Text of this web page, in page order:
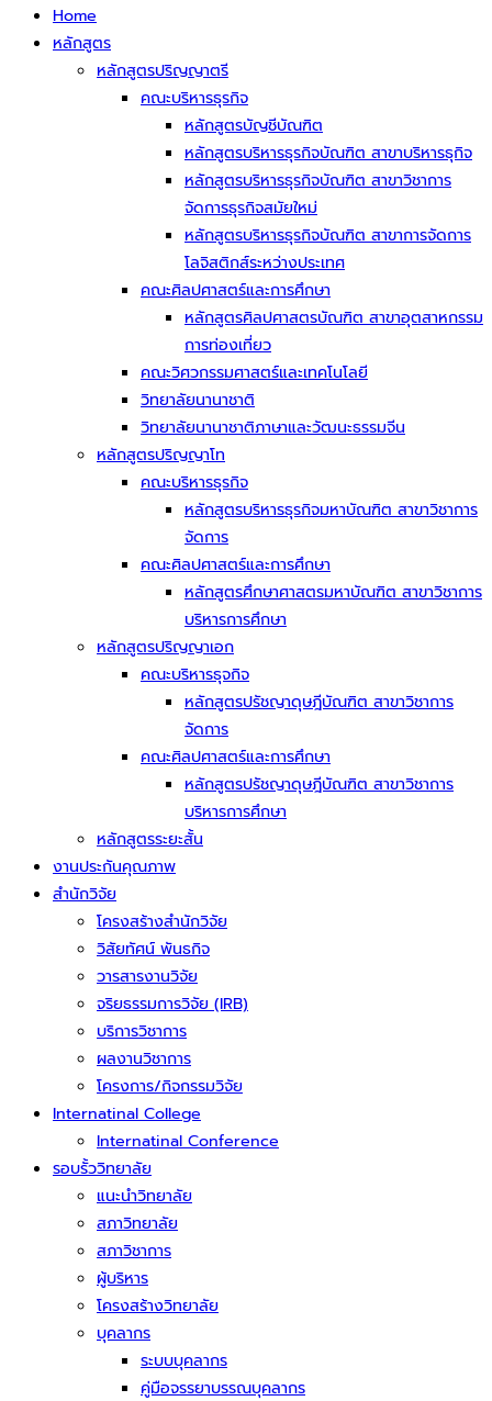
Home
หลักสูตร
หลักสูตรปริญญาตรี
คณะบริหารธุรกิจ
หลักสูตรบัญชีบัณฑิต
หลักสูตรบริหารธุรกิจบัณฑิต สาขาบริหารธุกิจ
หลักสูตรบริหารธุรกิจบัณฑิต สาขาวิชาการ
จัดการธุรกิจสมัยใหม่
หลักสูตรบริหารธุรกิจบัณฑิต สาขาการจัดการ
โลจิสติกส์ระหว่างประเทศ
คณะศิลปศาสตร์และการศึกษา
หลักสูตรศิลปศาสตรบัณฑิต สาขาอุตสาหกรรม
การท่องเที่ยว
คณะวิศวกรรมศาสตร์และเทคโนโลยี
วิทยาลัยนานาชาติ
วิทยาลัยนานาชาติภาษาและวัฒนะธรรมจีน
หลักสูตรปริญญาโท
คณะบริหารธุรกิจ
หลักสูตรบริหารธุรกิจมหาบัณฑิต สาขาวิชาการ
จัดการ
คณะศิลปศาสตร์และการศึกษา
หลักสูตรศึกษาศาสตรมหาบัณฑิต สาขาวิชาการ
บริหารการศึกษา
หลักสูตรปริญญาเอก
คณะบริหารธุจกิจ
หลักสูตรปรัชญาดุษฎีบัณฑิต สาขาวิชาการ
จัดการ
คณะศิลปศาสตร์และการศึกษา
หลักสูตรปรัชญาดุษฎีบัณฑิต สาขาวิชาการ
บริหารการศึกษา
หลักสูตรระยะสั้น
งานประกันคุณภาพ
สำนักวิจัย
โครงสร้างสำนักวิจัย
วิสัยทัศน์ พันธกิจ
วารสารงานวิจัย
จริยธรรมการวิจัย (IRB)
บริการวิชาการ
ผลงานวิชาการ
โครงการ/กิจกรรมวิจัย
Internatinal College
Internatinal Conference
รอบรั้ววิทยาลัย
แนะนำวิทยาลัย
สภาวิทยาลัย
สภาวิชาการ
ผู้บริหาร
โครงสร้างวิทยาลัย
บุคลากร
ระบบบุคลากร
คู่มือจรรยาบรรณบุคลากร